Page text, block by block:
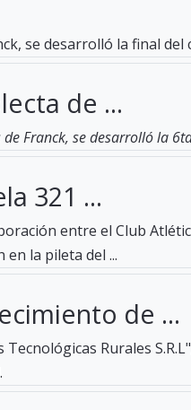
se desarrolló la final
de ...
Franck, se desarrolló la
321 ...
entre el Club
en la pileta del ...
de ...
Rurales